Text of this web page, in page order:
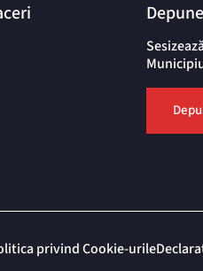
privind Cookie-urile